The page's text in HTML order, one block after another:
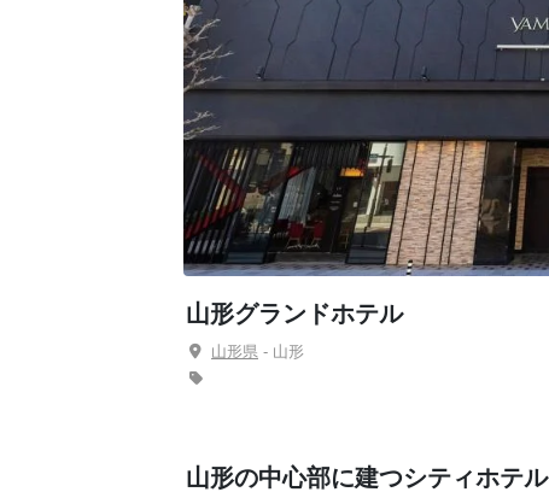
山形グランドホテル
山形県 - 山形
山形の中心部に建つシティホテル